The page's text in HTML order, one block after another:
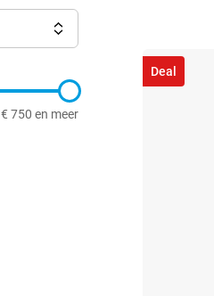
€ 750 en meer
Deal